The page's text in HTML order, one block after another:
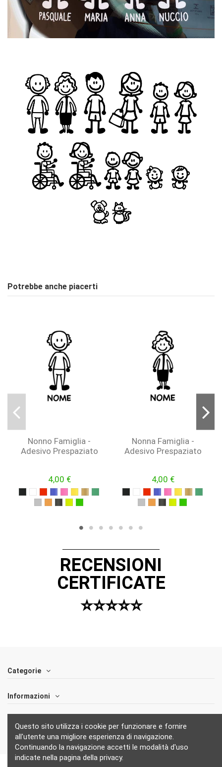
Potrebbe anche piacerti
Nonno Famiglia -
Adesivo Prespaziato
4,00 €
NEROBIANCO
ROSSO
BLUFUCSIA
GIALLO
OROVERDE
ARGENTO
ARANCIONE
NERO OPACO
GIALLO FLUO
VERDE FLUO
Nonna Famiglia -
Adesivo Prespaziato
4,00 €
NEROBIANCO
ROSSO
BLUFUCSIA
GIALLO
OROVERDE
ARGENTO
ARANCIONE
NERO OPACO
GIALLO FLUO
VERDE
RECENSIONI
CERTIFICATE
⭐️⭐️⭐️⭐️⭐️
Categorie
Informazioni
Questo sito utilizza i cookie per funzionare e fornire
all'utente una migliore esperienza di navigazione.
Continuando la navigazione accetti le modalità d'uso
indicate nella pagina della privacy.